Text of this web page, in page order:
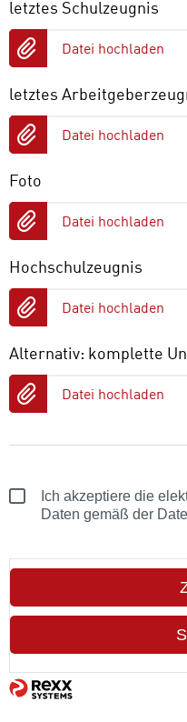
letztes Schulzeugnis
Datei hochladen
letztes
Datei hochladen
Foto
Datei hochladen
Hochschulzeugnis
Datei hochladen
Alternativ: komplette
Datei hochladen
Ich akzeptiere die
Daten gemäß der